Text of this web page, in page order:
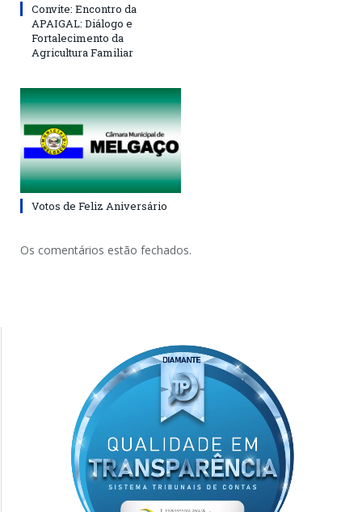
Convite: Encontro da
APAIGAL: Diálogo e
Fortalecimento da
Agricultura Familiar
Votos de Feliz Aniversário
Os comentários estão fechados.